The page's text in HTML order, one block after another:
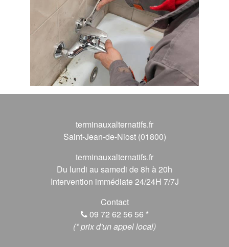
terminauxalternatifs.fr
Saint-Jean-de-Niost (01800)
terminauxalternatifs.fr
Du lundi au samedi de 8h à 20h
Intervention immédiate 24/24H 7/7J
Contact
09 72 62 56 56 *
(* prix d'un appel local)